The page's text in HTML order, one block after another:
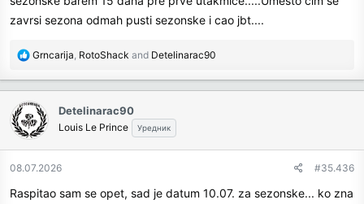
zavrsi sezona odmah pusti sezonske i cao jbt....
R
a
c
t
i
n
:
Grncarija RotoShack and Detelinarac90
Detelinarac90
Louis Le Prince Уредник
08.07.2026 #35.436
Raspitao sam se opet, sad je datum 10.07. za sezonske... ko zna